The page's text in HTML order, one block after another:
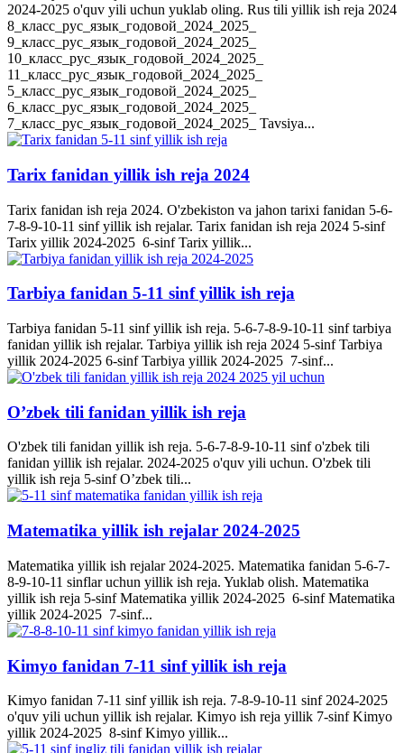
2024-2025 o'quv yili uchun yuklab oling. Rus tili yillik ish reja 2024
8_класс_рус_язык_годовой_2024_2025_
9_класс_рус_язык_годовой_2024_2025_
10_класс_рус_язык_годовой_2024_2025_
11_класс_рус_язык_годовой_2024_2025_
5_класс_рус_язык_годовой_2024_2025_
6_класс_рус_язык_годовой_2024_2025_
7_класс_рус_язык_годовой_2024_2025_ Tavsiya...
Tarix fanidan yillik ish reja 2024
Tarix fanidan ish reja 2024. O'zbekiston va jahon tarixi fanidan 5-6-
7-8-9-10-11 sinf yillik ish rejalar. Tarix fanidan ish reja 2024 5-sinf
Tarix yillik 2024-2025 6-sinf Tarix yillik...
Tarbiya fanidan 5-11 sinf yillik ish reja
Tarbiya fanidan 5-11 sinf yillik ish reja. 5-6-7-8-9-10-11 sinf tarbiya
fanidan yillik ish rejalar. Tarbiya yillik ish reja 2024 5-sinf Tarbiya
yillik 2024-2025 6-sinf Tarbiya yillik 2024-2025 7-sinf...
O’zbek tili fanidan yillik ish reja
O'zbek tili fanidan yillik ish reja. 5-6-7-8-9-10-11 sinf o'zbek tili
fanidan yillik ish rejalar. 2024-2025 o'quv yili uchun. O'zbek tili
yillik ish reja 5-sinf O’zbek tili...
Matematika yillik ish rejalar 2024-2025
Matematika yillik ish rejalar 2024-2025. Matematika fanidan 5-6-7-
8-9-10-11 sinflar uchun yillik ish reja. Yuklab olish. Matematika
yillik ish reja 5-sinf Matematika yillik 2024-2025 6-sinf Matematika
yillik 2024-2025 7-sinf...
Kimyo fanidan 7-11 sinf yillik ish reja
Kimyo fanidan 7-11 sinf yillik ish reja. 7-8-9-10-11 sinf 2024-2025
o'quv yili uchun yillik ish rejalar. Kimyo ish reja yillik 7-sinf Kimyo
yillik 2024-2025 8-sinf Kimyo yillik...